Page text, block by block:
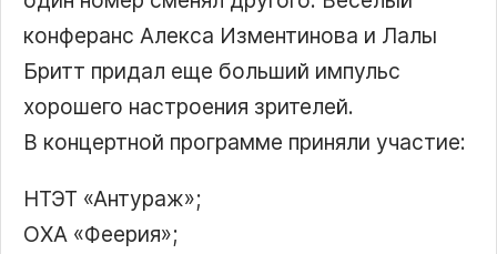
конферанс Алекса Изментинова и Лалы
Бритт придал еще больший импульс
хорошего настроения зрителей.
В концертной программе приняли участие:
НТЭТ «Антураж»;
ОХА «Феерия»;